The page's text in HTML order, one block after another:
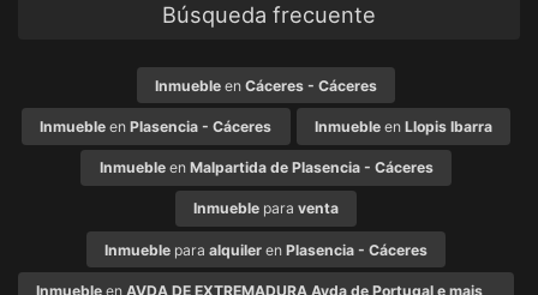
Búsqueda frecuente
Inmueble en Cáceres - Cáceres
Inmueble enPlasencia - Cáceres Inmuebleen Llopis Ibarra
Inmuebleen Malpartida de Plasencia - Cáceres
Inmueble para venta
Inmueble para alquiler en Plasencia - Cáceres
Inmueble enAVDA DE EXTREMADURA Avda de Portugal e mais